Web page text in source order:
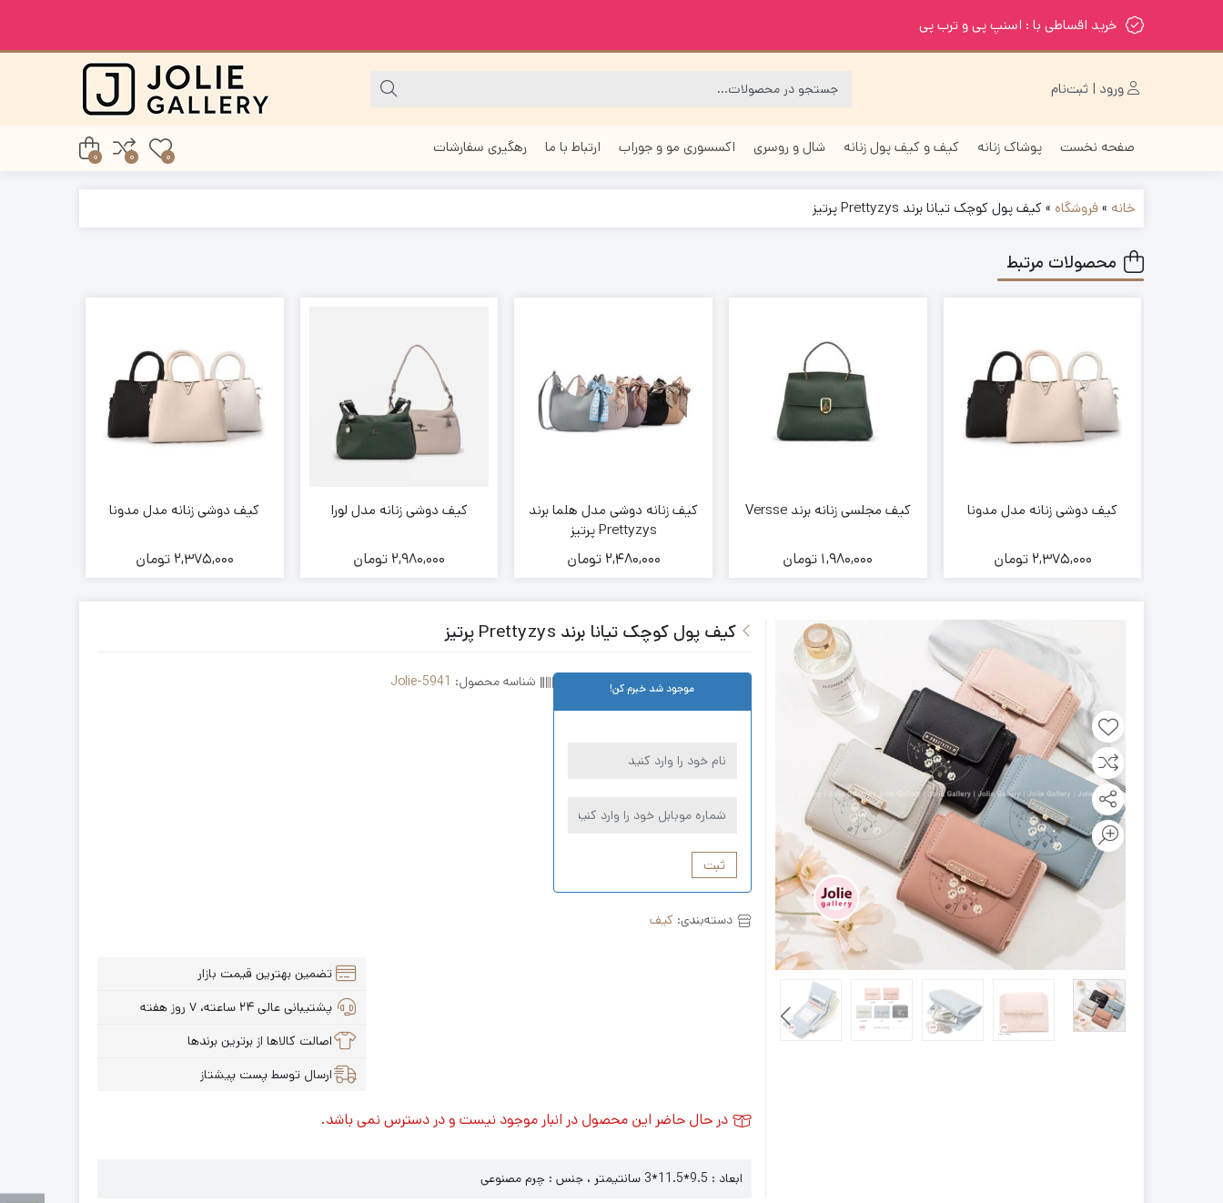
خرید اقساطی با : اسنپ پی و ترب پی
ورود | ثبت‌نام
صفحه نخست پوشاک زنانه کیف و کیف پول زنانه شال و روسری اکسسوری مو و جوراب ارتباط با ما رهگیری سفارشات
0
0
0
خانه »فروشگاه »کیف پول کوچک تیانا برند Prettyzys پرتیز
محصولات مرتبط
کیف دوشی زنانه مدل مدونا
2,375,000 تومان
کیف مجلسی زنانه برند Versse
1,980,000 تومان
کیف زنانه دوشی مدل هلما برند
Prettyzys پرتیز
2,480,000 تومان
کیف دوشی زنانه مدل لورا
2,980,000 تومان
کیف دوشی زنانه مدل مدونا
2,375,000 تومان
کیف پول کوچک تیانا برند Prettyzys پرتیز
موجود شد خبرم کن!
ثبت
شناسه محصول: Jolie-5941
دسته‌بندی: کیف
تضمین بهترین قیمت بازار
پشتیبانی عالی ۲۴ ساعته، ۷ روز هفته
اصالت کالاها از برترین برندها
ارسال توسط پست پیشتاز
در حال حاضر این محصول در انبار موجود نیست و در دسترس نمی باشد.
ابعاد : 9.5*11.5*3 سانتیمتر ، جنس : چرم مصنوعی